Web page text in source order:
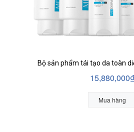
Bộ sản phẩm tái tạo da toàn
15,880,000₫
Mua hàng